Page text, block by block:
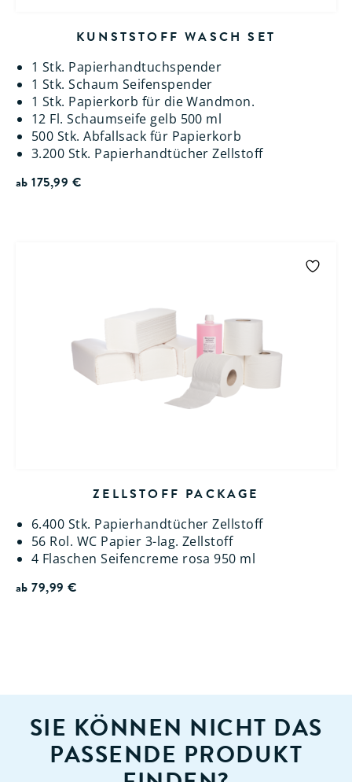
KUNSTSTOFF WASCH SET
1 Stk. Papierhandtuchspender
1 Stk. Schaum Seifenspender
1 Stk. Papierkorb für die Wandmon.
12 Fl. Schaumseife gelb 500 ml
500 Stk. Abfallsack für Papierkorb
3.200 Stk. Papierhandtücher Zellstoff
ab175,99 €
ZELLSTOFF PACKAGE
6.400 Stk. Papierhandtücher Zellstoff
56 Rol. WC Papier 3-lag. Zellstoff
4 Flaschen Seifencreme rosa 950 ml
ab79,99€
SIE KÖNNEN NICHT DAS
PASSENDE PRODUKT